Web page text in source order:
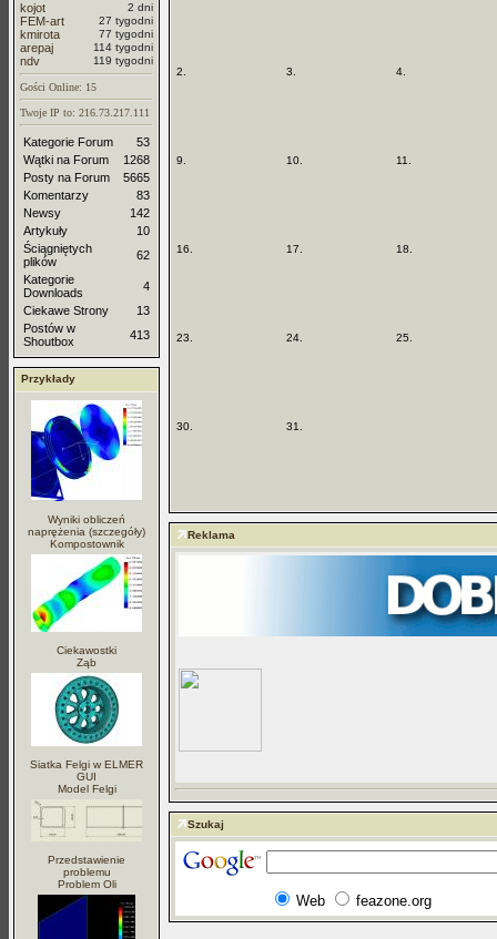
kojot 2 dni
FEM-art 27 tygodni
kmirota 77 tygodni
arepaj 114 tygodni
ndv 119 tygodni
Gości Online: 15
Twoje IP to: 216.73.217.111
Kategorie Forum
53
Wątki na Forum
1268
Posty na Forum
5665
Komentarzy
83
Newsy
142
Artykuły
10
Ściągniętych
plików
62
Kategorie
Downloads
4
Ciekawe Strony
13
Postów w
Shoutbox
413
Przykłady
Wyniki obliczeń
naprężenia (szczegóły)
Kompostownik
Ciekawostki
Ząb
Siatka Felgi w ELMER
GUI
Model Felgi
Przedstawienie
problemu
Problem Oli
2. 3. 4.
9. 10. 11.
16. 17. 18.
23. 24. 25.
30. 31.
Reklama
Szukaj
Web feazone.org